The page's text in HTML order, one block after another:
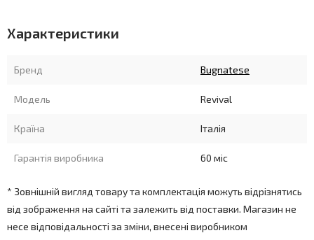
Характеристики
Бренд Bugnatese
Модель Revival
Країна Італія
Гарантія виробника 60 міс
* Зовнішній вигляд товару та комплектація можуть відрізнятись
від зображення на сайті та залежить від поставки. Магазин не
несе відповідальності за зміни, внесені виробником